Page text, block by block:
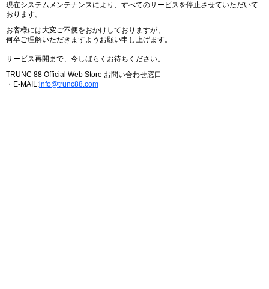
現在システムメンテナンスにより、すべてのサービスを停止させていただいて
おります。
お客様には大変ご不便をおかけしておりますが、
何卒ご理解いただきますようお願い申し上げます。
サービス再開まで、今しばらくお待ちください。
TRUNC 88 Official Web Store お問い合わせ窓口
・E-MAIL:info@trunc88.com